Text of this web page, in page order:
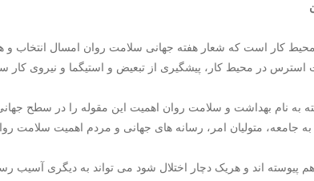
کار است که شعار هفته جهانی سلامت روان امسال انتخاب و
در محیط کار، پیشگیری از تبعیض و استیگما و نیروی کار
نام بهداشت و سلامت روان اهمیت این مقوله را در سطح
متولیان امر، رسانه های جهانی و مردم اهمیت سلامت
اند و هریک دچار اختلال شود می تواند به دیگری آسیب